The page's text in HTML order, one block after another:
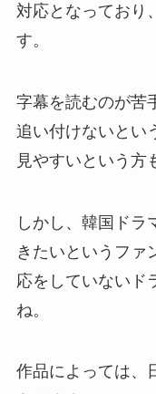
対応となっており
す。
字幕を読むのが苦
追い付けないとい
見やすいという方
しかし、韓国ドラ
きたいというファ
応をしていないド
ね。
作品によっては、